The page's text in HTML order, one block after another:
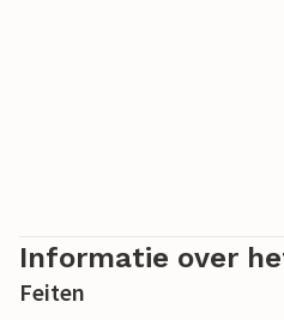
Informatie over
Feiten